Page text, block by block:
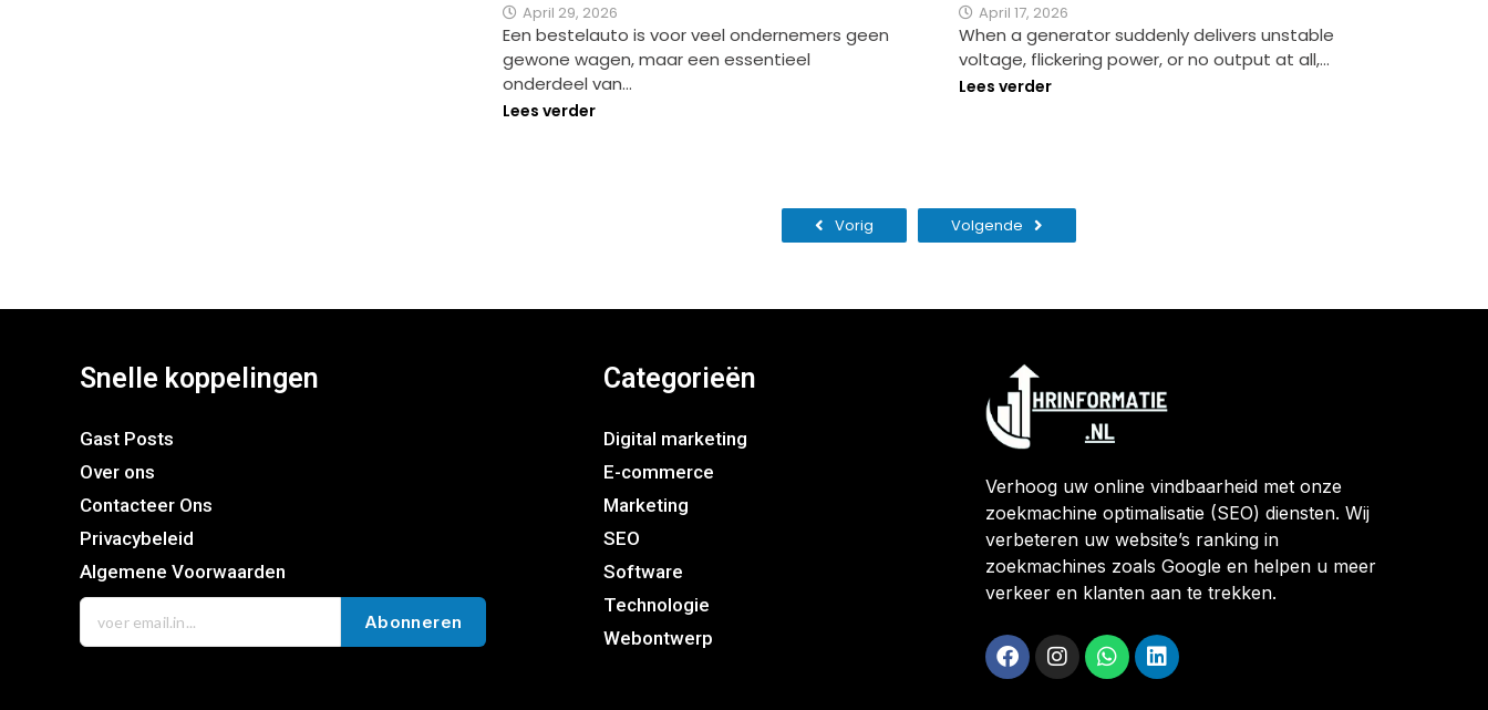
April 29, 2026
Een bestelauto is voor veel ondernemers geen
gewone wagen, maar een essentieel
onderdeel van…
Lees verder
April 17, 2026
When a generator suddenly delivers unstable
voltage, flickering power, or no output at all,…
Lees verder
Vorig Volgende
Snelle koppelingen
Gast Posts
Over ons
Contacteer Ons
Privacybeleid
Algemene Voorwaarden
Abonneren
Categorieën
Digital marketing
E-commerce
Marketing
SEO
Software
Technologie
Webontwerp
Verhoog uw online vindbaarheid met onze
zoekmachine optimalisatie (SEO) diensten. Wij
verbeteren uw website’s ranking in
zoekmachines zoals Google en helpen u meer
verkeer en klanten aan te trekken.